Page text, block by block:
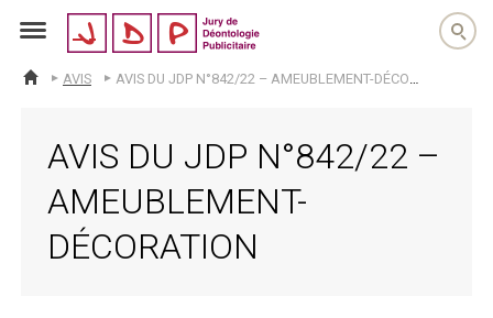
jdp
ACCUEIL
AVIS
AVIS DU JDP N°842/22 –
AMEUBLEMENT-
DÉCORATION